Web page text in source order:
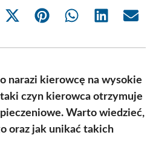
Share
(Twitter)
Share Share Share Share
narazi kierowcę na wysokie
czyn kierowca otrzymuje
Warto wiedzieć,
oraz jak unikać takich